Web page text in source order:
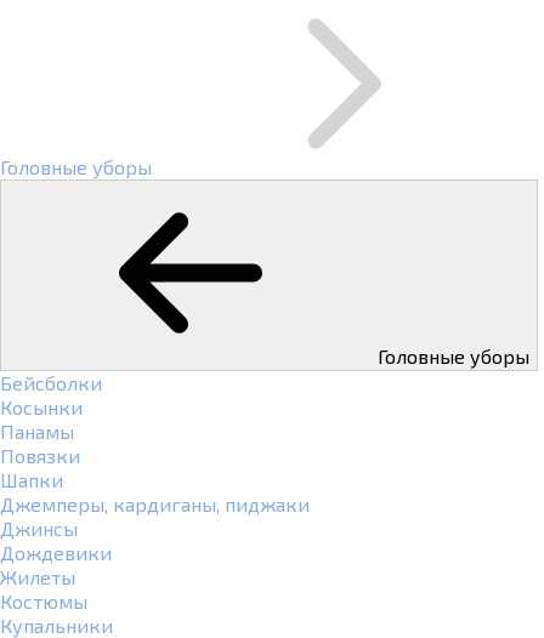
Головные уборы
Головные уборы
Бейсболки
Косынки
Панамы
Повязки
Шапки
Джемперы, кардиганы, пиджаки
Джинсы
Дождевики
Жилеты
Костюмы
Купальники